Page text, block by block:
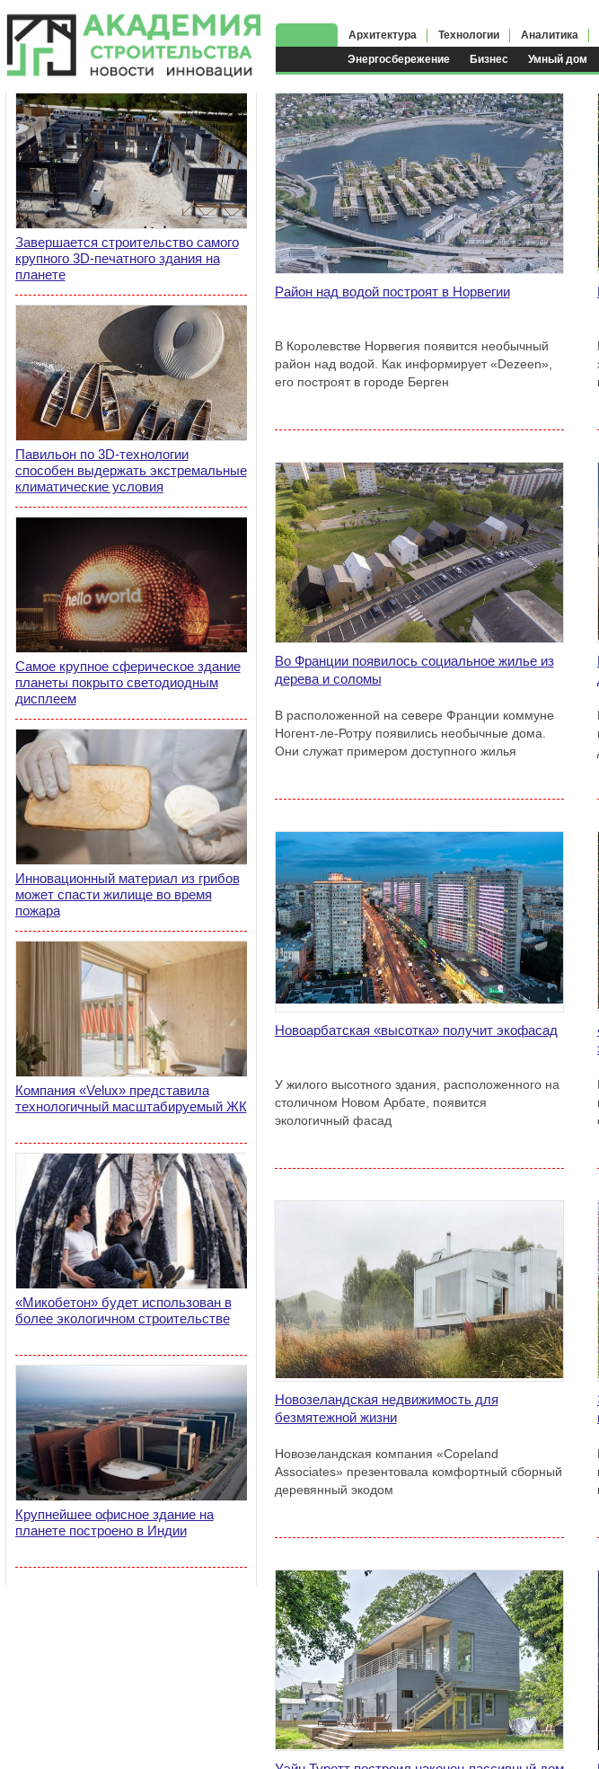
Энергосбережение Бизнес Умный дом
Архитектура Технологии Аналитика
Завершается строительство самого
крупного 3D-печатного здания на
планете
Павильон по 3D-технологии
способен выдержать экстремальные
климатические условия
Самое крупное сферическое здание
планеты покрыто светодиодным
дисплеем
Инновационный материал из грибов
может спасти жилище во время
пожара
Компания «Velux» представила
технологичный масштабируемый ЖК
«Микобетон» будет использован в
более экологичном строительстве
Крупнейшее офисное здание на
планете построено в Индии
Район над водой построят в Норвегии
В Королевстве Норвегия появится необычный
район над водой. Как информирует «Dezeen»,
его построят в городе Берген
Во Франции появилось социальное жилье из
дерева и соломы
В расположенной на севере Франции коммуне
Ногент-ле-Ротру появились необычные дома.
Они служат примером доступного жилья
Новоарбатская «высотка» получит экофасад
У жилого высотного здания, расположенного на
столичном Новом Арбате, появится
экологичный фасад
Новозеландская недвижимость для
безмятежной жизни
Новозеландская компания «Copeland
Associates» презентовала комфортный сборный
деревянный экодом